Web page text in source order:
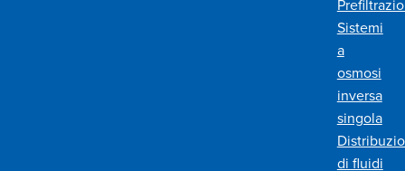
Sistemi
a
osmosi
inversa
singola
di fluidi